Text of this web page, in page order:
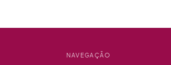
NAVEGAÇÃO